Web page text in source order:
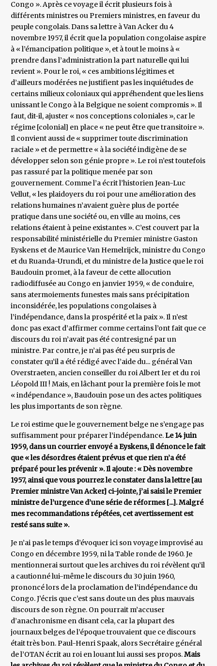
Congo ». Après ce voyage il écrit plusieurs fois à
différents ministres ou Premiers ministres, en faveur du
peuple congolais. Dans sa lettre à Van Acker du 4
novembre 1957, il écrit que la population congolaise aspire
à « l’émancipation politique », et à tout le moins à «
prendre dans l’administration la part naturelle qui lui
revient ». Pour le roi, « ces ambitions légitimes et
d’ailleurs modérées ne justifient pas les inquiétudes de
certains milieux coloniaux qui appréhendent que les liens
unissant le Congo à la Belgique ne soient compromis ». Il
faut, dit-il, ajuster « nos conceptions coloniales », car le
régime [colonial] en place « ne peut être que transitoire ».
Il convient aussi de « supprimer toute discrimination
raciale » et de permettre « à la société indigène de se
développer selon son génie propre ». Le roi n’est toutefois
pas rassuré par la politique menée par son
gouvernement. Comme l’a écrit l’historien Jean-Luc
Vellut, « les plaidoyers du roi pour une amélioration des
relations humaines n’avaient guère plus de portée
pratique dans une société ou, en ville au moins, ces
relations étaient à peine existantes ». C’est couvert par la
responsabilité ministérielle du Premier ministre Gaston
Eyskens et de Maurice Van Hemelrijck, ministre du Congo
et du Ruanda-Urundi, et du ministre de la Justice que le roi
Baudouin promet, à la faveur de cette allocution
radiodiffusée au Congo en janvier 1959, « de conduire,
sans atermoiements funestes mais sans précipitation
inconsidérée, les populations congolaises à
l’indépendance, dans la prospérité et la paix ». Il n’est
donc pas exact d’affirmer comme certains l’ont fait que ce
discours du roi n’avait pas été contresigné par un
ministre. Par contre, je n’ai pas été peu surpris de
constater qu’il a été rédigé avec l’aide du... général Van
Overstraeten, ancien conseiller du roi Albert Ier et du roi
Léopold III ! Mais, en lâchant pour la première fois le mot
« indépendance », Baudouin pose un des actes politiques
les plus importants de son règne.
Le roi estime que le gouvernement belge ne s’engage pas
suffisamment pour préparer l’indépendance.Le 14 juin
1959, dans un courrier envoyé a Eyskens, il dénonce le fait
que « les désordres étaient prévus et que rien n’a été
préparé pour les prévenir ». Il ajoute : « Dès novembre
1957, ainsi que vous pourrez le constater dans la lettre [au
Premier ministre Van Acker] ci-jointe, j’ai saisi le Premier
ministre de l’urgence d’une série de réformes [...]. Malgré
mes recommandations répétées, cet avertissement est
resté sans suite ».
Je n’ai pas le temps d’évoquer ici son voyage improvisé au
Congo en décembre 1959, ni la Table ronde de 1960. Je
mentionnerai surtout que les archives du roi révèlent qu’il
a cautionné lui-même le discours du 30 juin 1960,
prononcé lors de la proclamation de l’indépendance du
Congo. J’écris que c’est sans doute un des plus mauvais
discours de son règne. On pourrait m’accuser
d’anachronisme en disant cela, car la plupart des
journaux belges de l’époque trouvaient que ce discours
était très bon. Paul-Henri Spaak, alors Secrétaire général
de l’OTAN écrit au roi en louant lui aussi ses propos.Mais